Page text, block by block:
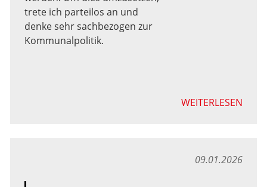
trete ich parteilos an und
denke sehr sachbezogen zur
Kommunalpolitik.
WEITERLESEN
09.01.2026